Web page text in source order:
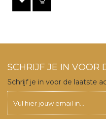
SCHRIJF JE IN VOOR
Schrijf je in voor de laatste